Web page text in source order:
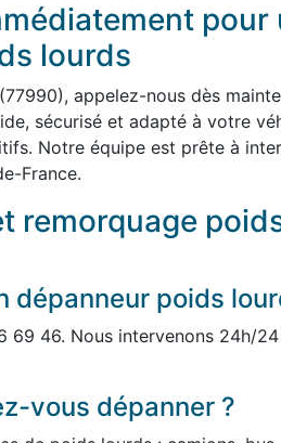
pour
lourds
appelez-nous dès
sécurisé et adapté à votre
Notre équipe est prête à
France.
remorquage
dépanneur poids
69 46. Nous intervenons 24h/
vous dépanner ?